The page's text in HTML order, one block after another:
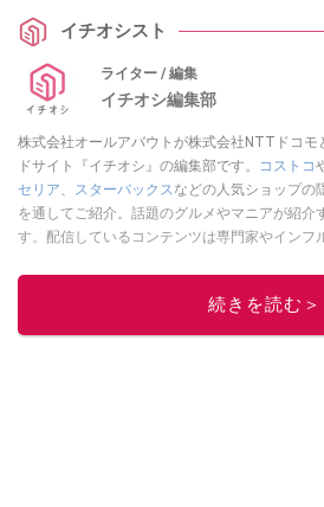
イチオシスト
ライター / 編集
イチオシ編集部
株式会社オールアバウトが株式会社NTTドコモ
ドサイト『イチオシ』の編集部です。
コストコ
セリア、 スターバックスなどの人気ショップの
を通してご紹介。話題のグルメやマニアが紹介
す。配信しているコンテンツは専門家やインフ
ニュースでフォロー
続きを読む＞